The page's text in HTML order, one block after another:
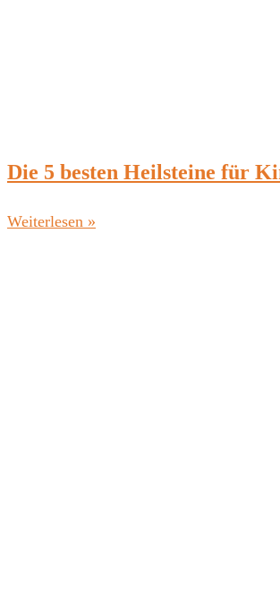
Die 5 besten Heilsteine für
Weiterlesen »